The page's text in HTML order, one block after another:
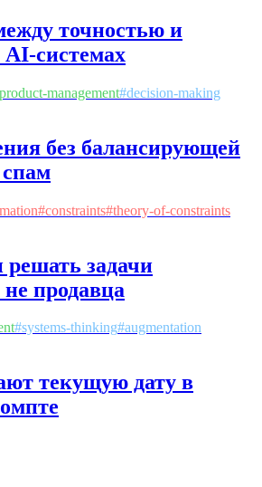
точностью и
системах
product-management#decision-making
без балансирующей
спам
#constraints#theory-of-constraints
задачи
продавца
#systems-thinking#augmentation
текущую дату в